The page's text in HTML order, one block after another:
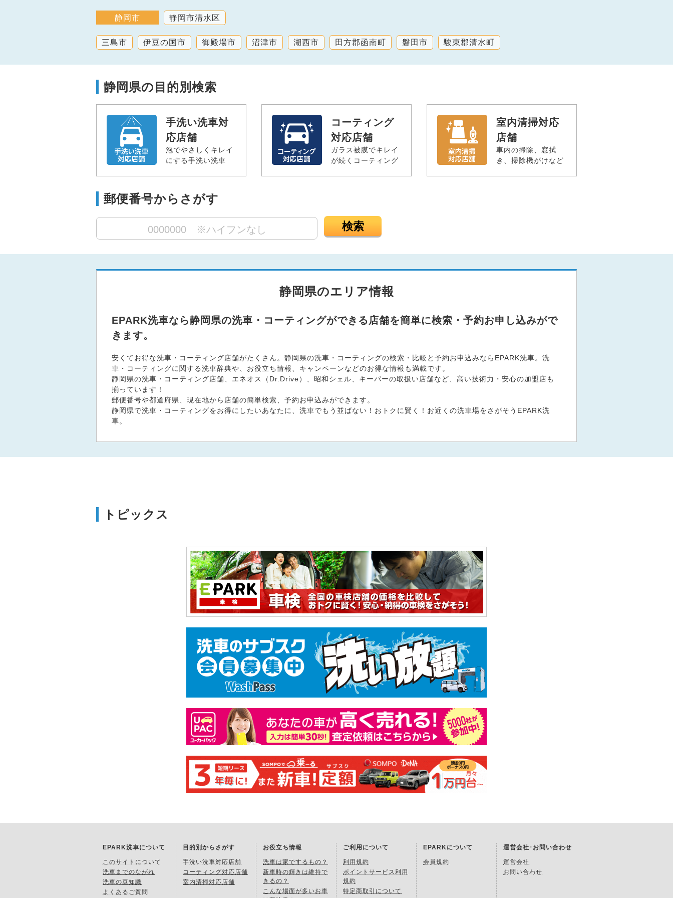
静岡市 静岡市清水区
三島市 伊豆の国市 御殿場市 沼津市 湖西市 田方郡函南町 磐田市 駿東郡清水町
静岡県の目的別検索
手洗い洗車対
応店舗
泡でやさしくキレイ
にする手洗い洗車
コーティング
対応店舗
ガラス被膜でキレイ
が続くコーティング
室内清掃対応
店舗
車内の掃除、窓拭
き、掃除機がけなど
郵便番号からさがす
検索
静岡県のエリア情報
EPARK洗車なら静岡県の洗車・コーティングができる店舗を簡単に検索・予約お申し込みがで
きます。
安くてお得な洗車・コーティング店舗がたくさん。静岡県の洗車・コーティングの検索・比較と予約お申込みならEPARK洗車。洗
車・コーティングに関する洗車辞典や、お役立ち情報、キャンペーンなどのお得な情報も満載です。
静岡県の洗車・コーティング店舗、エネオス（Dr.Drive）、昭和シェル、キーパーの取扱い店舗など、高い技術力・安心の加盟店も
揃っています！
郵便番号や都道府県、現在地から店舗の簡単検索、予約お申込みができます。
静岡県で洗車・コーティングをお得にしたいあなたに、洗車でもう並ばない！おトクに賢く！お近くの洗車場をさがそうEPARK洗
車。
トピックス
EPARK洗車について
このサイトについて
洗車までのながれ
洗車の豆知識
よくあるご質問
目的別からさがす
手洗い洗車対応店舗
コーティング対応店舗
室内清掃対応店舗
お役立ち情報
洗車は家でするもの？
新車時の輝きは維持で
きるの？
こんな場面が多いお車
ご利用について
利用規約
ポイントサービス利用
規約
特定商取引について
EPARKについて
会員規約
運営会社･お問い合わせ
運営会社
お問い合わせ